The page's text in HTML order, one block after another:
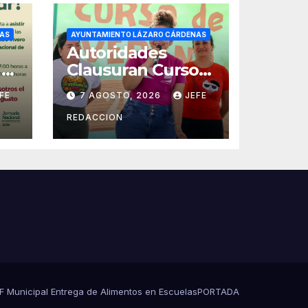
AYUNTAMIENTO LÁZARO CÁRDENAS
Autoridades
Clausuran Cursos
de Verano DIF,
Seguridad Pública
y Casa de Cultura
2026
7 AGOSTO, 2026 JEFE
REDACCION
Municipal Entrega de Alimentos en EscuelasPORTADA